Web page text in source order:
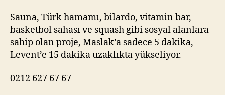
Sauna, Türk hamamı, bilardo, vitamin bar,
basketbol sahası ve squash gibi sosyal alanlara
sahip olan proje, Maslak’a sadece 5 dakika,
Levent’e 15 dakika uzaklıkta yükseliyor.
0212 627 67 67